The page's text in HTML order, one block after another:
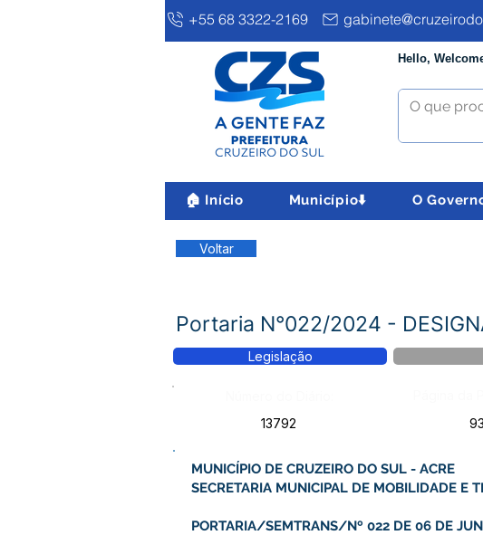
+55 68 3322-2169
Hello,
🏠 Início Município⬇️ O
Voltar
Portaria N°022/2024 -
Legislação
13792
93
MUNICÍPIO DE CRUZEIRO DO SUL - ACRE
SECRETARIA MUNICIPAL DE MOBILIDADE E
PORTARIA/SEMTRANS/Nº 022 DE 06 DE